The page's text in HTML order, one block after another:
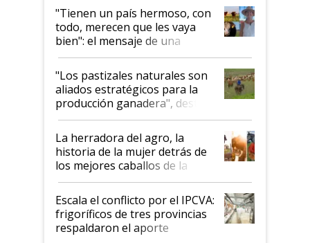
"Tienen un país hermoso, con
todo, merecen que les vaya
bien": el mensaje de una
ganadera uruguaya sobre las
oportunidades que se abren
para el agro en Argentina, con
foco en la carne
"Los pastizales naturales son
aliados estratégicos para la
producción ganadera", destaca
la iniciativa que ya reúne a 46
establecimientos en Argentina
La herradora del agro, la
historia de la mujer detrás de
los mejores caballos de la
Argentina y los mitos que
todavía hacen sufrir a estos
animales: "Mientras me
descalificaban, yo seguí
haciendo currículum"
Escala el conflicto por el IPCVA:
frigoríficos de tres provincias
respaldaron el aporte